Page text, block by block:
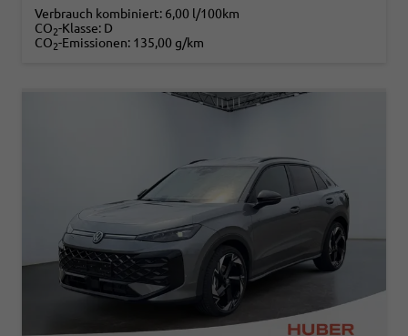
Verbrauch kombiniert: 6,00 l/100km
CO2-Klasse: D
CO2-Emissionen: 135,00 g/km